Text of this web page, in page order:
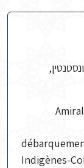
Indigènes-